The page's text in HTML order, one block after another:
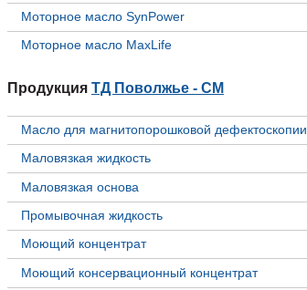
Моторное масло SynPower
Моторное масло MaxLife
Продукция ТД Поволжье - СМ
Масло для магнитопорошковой дефектоскопии
Маловязкая жидкость
Маловязкая основа
Промывочная жидкость
Моющий концентрат
Моющий консервационный концентрат